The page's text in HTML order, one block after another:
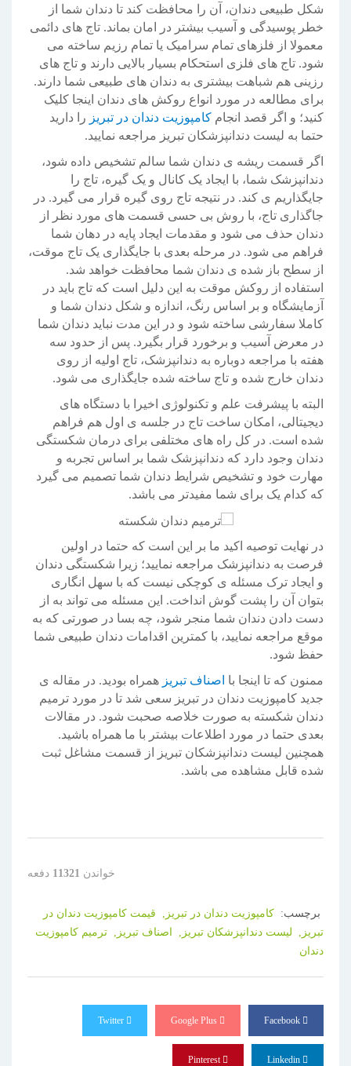
شکل طبیعی دندان، آن را محافظت کند تا دندان شما از
خطر پوسیدگی و آسیب بیشتر در امان بماند. تاج های دائمی
معمولا از فلزهای تمام سرامیک یا تمام رزیم ساخته می
شود. تاج های فلزی استحکام بسیار بالایی دارند و تاج های
رزینی هم شباهت بیشتری به دندان های طبیعی شما دارند.
برای مطالعه در مورد انواع روکش های دندان اینجا کلیک
کنید؛ و اگر قصد انجام کامپوزیت دندان در تبریز را دارید
حتما به لیست دندانپزشکان تبریز مراجعه نمایید.
اگر قسمت ریشه ی دندان شما سالم تشخیص داده شود،
دندانپزشک شما، با ایجاد یک کانال و یک گیره، تاج را
جایگذاریم ی کند. در نتیجه تاج روی گیره قرار می گیرد. در
جاگذاری تاج، با روش بی حسی قسمت های مورد نظر از
دندان حذف می شود و مقدمات ایجاد پایه در دهان شما
فراهم می شود. در مرحله بعدی با جایگذاری یک تاج موقت،
از سطح باز شده ی دندان شما محافظت خواهد شد.
استفاده از روکش موقت به این دلیل است که تاج باید در
آزمایشگاه و بر اساس رنگ، اندازه و شکل دندان شما و
کاملا سفارشی ساخته شود و در این مدت نباید دندان شما
در معرض آسیب و برخورد قرار بگیرد. پس از حدود سه
هفته با مراجعه دوباره به دندانپزشک، تاج اولیه از روی
دندان خارج شده و تاج ساخته شده جایگذاری می شود.
البته با پیشرفت علم و تکنولوژی اخیرا با دستگاه های
دیجیتالی، امکان ساخت تاج در جلسه ی اول هم فراهم
شده است. در کل راه های مختلفی برای درمان شکستگی
دندان وجود دارد که دندانپزشک شما بر اساس تجربه و
مهارت خود و تشخیص شرایط دندان شما تصمیم می گیرد
که کدام یک برای شما مفیدتر می باشد.
در نهایت توصیه اکید ما بر این است که حتما در اولین
فرصت به دندانپزشک مراجعه نمایید؛ زیرا شکستگی دندان
و ایجاد ترک مسئله ی کوچکی نیست که با سهل انگاری
بتوان آن را پشت گوش انداخت. این مسئله می تواند به از
دست دادن دندان شما منجر شود، چه بسا در صورتی که به
موقع مراجعه نمایید، با کمترین اقدامات دندان طبیعی شما
حفظ شود.
ممنون که تا اینجا با اصناف تبریز همراه بودید. در مقاله ی
جدید کامپوزیت دندان در تبریز سعی شد تا در مورد ترمیم
دندان شکسته به صورت خلاصه صحبت شود. در مقالات
بعدی حتما در مورد اطلاعات بیشتر با ما همراه باشید.
همچنین لیست دندانپزشکان تبریز از قسمت مشاغل ثبت
شده قابل مشاهده می باشد.
خواندن 11321 دفعه
برچسب: کامپوزیت دندان در تبریز,
قیمت کامپوزیت دندان در
تبریز,
لیست دندانپزشکان تبریز, اصناف تبریز, ترمیم کامپوزیت
دندان
Pinterest